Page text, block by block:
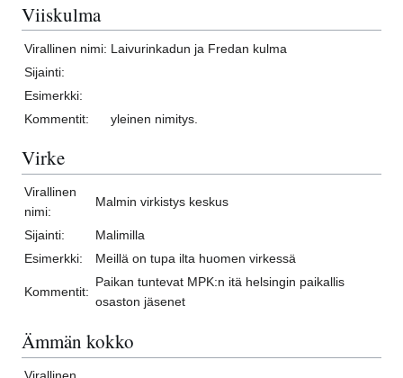
Viiskulma
Virallinen nimi: Laivurinkadun ja Fredan kulma
Sijainti:
Esimerkki:
Kommentit:
yleinen nimitys.
Virke
Virallinen
nimi:
Malmin virkistys keskus
Sijainti:
Malimilla
Esimerkki:
Meillä on tupa ilta huomen virkessä
Kommentit:
Paikan tuntevat MPK:n itä helsingin paikallis
osaston jäsenet
Ämmän kokko